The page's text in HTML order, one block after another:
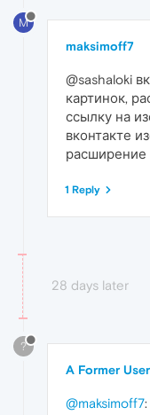
M
maksimoff7
@sashaloki
картинок,
ссылку на
вконтакте
расширение
1 Reply
28 days later
?
A Former User
@maksimoff7